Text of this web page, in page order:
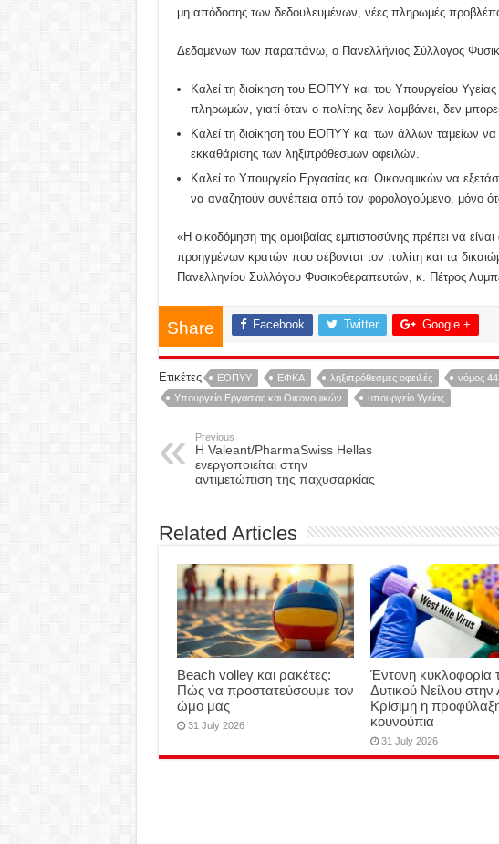
μη απόδοσης των δεδουλευμένων, νέες πληρωμές
Δεδομένων των παραπάνω, ο Πανελλήνιος Σύλλογος
Καλεί τη διοίκηση του ΕΟΠΥΥ και του Υπουργείου
πληρωμών, γιατί όταν ο πολίτης δεν λαμβάνει, δεν
Καλεί τη διοίκηση του ΕΟΠΥΥ και των άλλων ταμείων να
εκκαθάρισης των ληξιπρόθεσμων οφειλών.
Καλεί το Υπουργείο Εργασίας και Οικονομικών να
να αναζητούν συνέπεια από τον φορολογούμενο, μόνο
«Η οικοδόμηση της αμοιβαίας εμπιστοσύνης πρέπει να είναι
προηγμένων κρατών που σέβονται τον πολίτη και τα
Πανελληνίου Συλλόγου Φυσικοθεραπευτών, κ. Πέτρος
Share Facebook Twitter Google +
Ετικέτες ΕΟΠΥΥ ΕΦΚΑ ληξιπρόθεσμες οφειλές νόμος
Υπουργείο Εργασίας και Οικονομικών
υπουργείο Υγείας
Previous
Η Valeant/PharmaSwiss Hellas
ενεργοποιείται στην
αντιμετώπιση της παχυσαρκίας
Related Articles
Beach volley και ρακέτες:
Πώς να προστατεύσουμε τον
ώμο μας
31 July 2026
Έντονη κυκλοφορία
Δυτικού Νείλου στην
Κρίσιμη η
κουνούπια
31 July 2026